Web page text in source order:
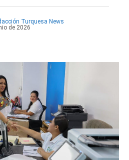
Turquesa News
de 2026